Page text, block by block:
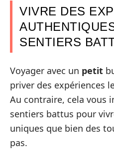
VIVRE DES
SENTIERS
Voyager avec un petit
priver des expériences
Au contraire, cela vous
sentiers battus pour
uniques que bien des
pas.